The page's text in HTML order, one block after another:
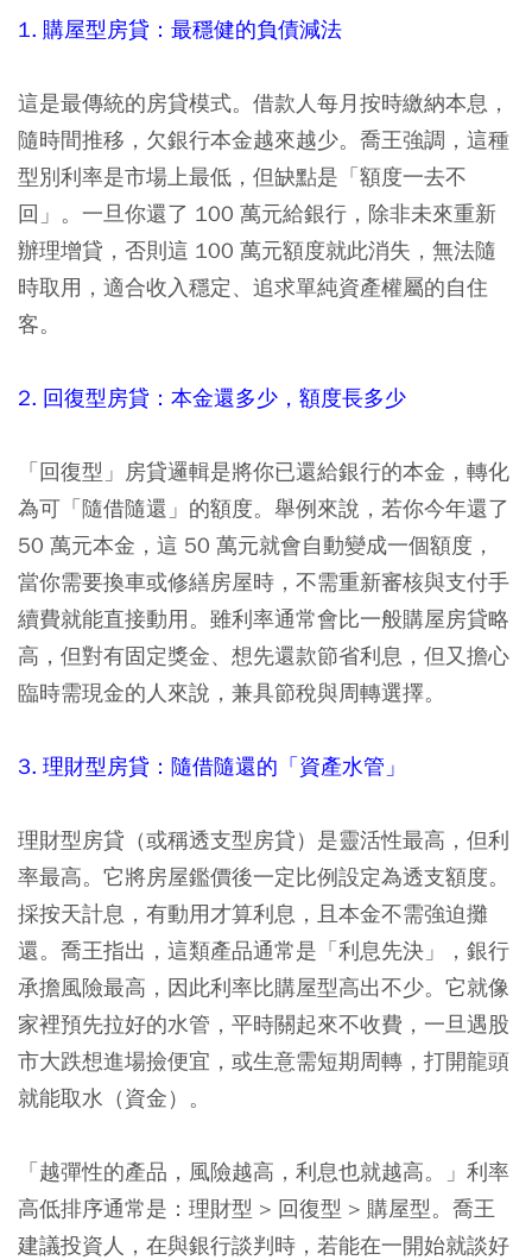
1. 購屋型房貸：最穩健的負債減法
這是最傳統的房貸模式。借款人每月按時繳納本息，
隨時間推移，欠銀行本金越來越少。喬王強調，這種
型別利率是市場上最低，但缺點是「額度一去不
回」。一旦你還了 100 萬元給銀行，除非未來重新
辦理增貸，否則這 100 萬元額度就此消失，無法隨
時取用，適合收入穩定、追求單純資產權屬的自住
客。
2. 回復型房貸：本金還多少，額度長多少
「回復型」房貸邏輯是將你已還給銀行的本金，轉化
為可「隨借隨還」的額度。舉例來說，若你今年還了
50 萬元本金，這 50 萬元就會自動變成一個額度，
當你需要換車或修繕房屋時，不需重新審核與支付手
續費就能直接動用。雖利率通常會比一般購屋房貸略
高，但對有固定獎金、想先還款節省利息，但又擔心
臨時需現金的人來說，兼具節稅與周轉選擇。
3. 理財型房貸：隨借隨還的「資產水管」
理財型房貸（或稱透支型房貸）是靈活性最高，但利
率最高。它將房屋鑑價後一定比例設定為透支額度。
採按天計息，有動用才算利息，且本金不需強迫攤
還。喬王指出，這類產品通常是「利息先決」，銀行
承擔風險最高，因此利率比購屋型高出不少。它就像
家裡預先拉好的水管，平時關起來不收費，一旦遇股
市大跌想進場撿便宜，或生意需短期周轉，打開龍頭
就能取水（資金）。
「越彈性的產品，風險越高，利息也就越高。」利率
高低排序通常是：理財型 > 回復型 > 購屋型。喬王
建議投資人，在與銀行談判時，若能在一開始就談好